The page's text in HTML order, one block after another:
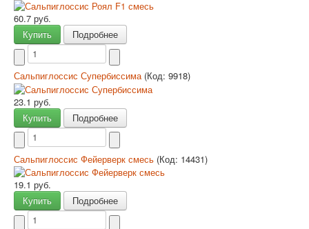
60.7 руб.
Купить
Подробнее
Сальпиглоссис Супербиссима (Код: 9918)
23.1 руб.
Купить
Подробнее
Сальпиглоссис Фейерверк смесь (Код: 14431)
19.1 руб.
Купить
Подробнее